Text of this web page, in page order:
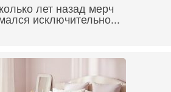
лет назад мерч
исключительно...